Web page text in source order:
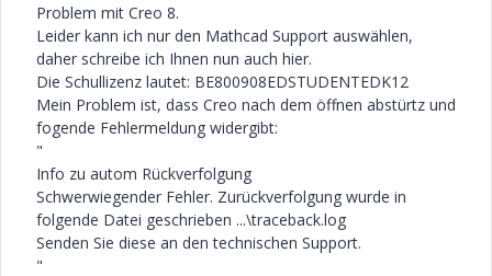
Problem mit Creo 8.
Leider kann ich nur den Mathcad Support auswählen,
daher schreibe ich Ihnen nun auch hier.
Die Schullizenz lautet: BE800908EDSTUDENTEDK12
Mein Problem ist, dass Creo nach dem öffnen abstürtz und
fogende Fehlermeldung widergibt:
"
Info zu autom Rückverfolgung
Schwerwiegender Fehler. Zurückverfolgung wurde in
folgende Datei geschrieben ...\traceback.log
Senden Sie diese an den technischen Support.
"